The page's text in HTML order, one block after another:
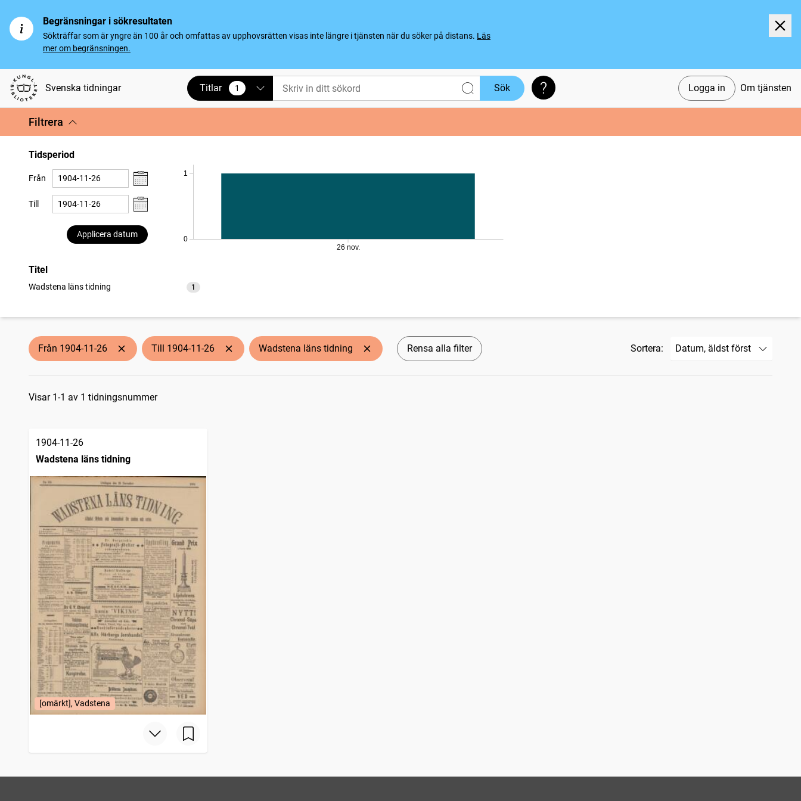
Begränsningar i sökresultaten
Sökträffar som är yngre än 100 år och omfattas av upphovsrätten visas inte längre i tjänsten när du söker på distans. Läs
mer om begränsningen.
Svenska tidningar Logga in Om tjänsten
Titlar 1
vald Sök Söktips
Filtrera
Tidsperiod
Från
Till
Applicera datum
0
1
26 nov.
Titel
Wadstena läns tidning 1
träffar
Från 1904-11-26 Till 1904-11-26 Wadstena läns tidning Rensa alla filter Sortera:
Sökresultat
Visar 1-1 av 1 tidningsnummer
1904-11-26
Wadstena läns tidning
[omärkt], Vadstena